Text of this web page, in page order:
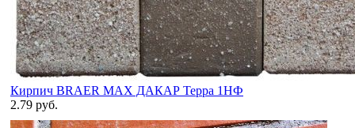
Кирпич BRAER MAX ДАКАР Терра 1НФ
2.79 руб.